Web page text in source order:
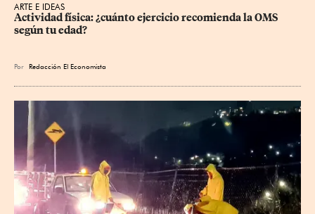
ARTE E IDEAS
Actividad física: ¿cuánto ejercicio recomienda la OMS
según tu edad?
Por Redacción El Economista